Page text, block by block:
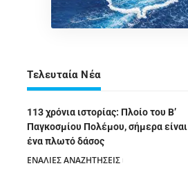
Τελευταία Νέα
113 χρόνια ιστορίας: Πλοίο του Β’
Παγκοσμίου Πολέμου, σήμερα είναι
ένα πλωτό δάσος
ΕΝΑΛΙΕΣ ΑΝΑΖΗΤΗΣΕΙΣ